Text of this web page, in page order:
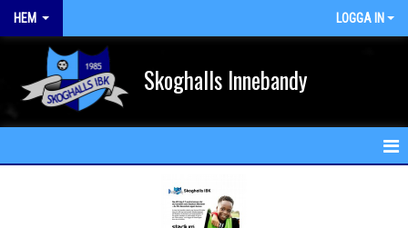
HEM LOGGA IN
Skoghalls Innebandy